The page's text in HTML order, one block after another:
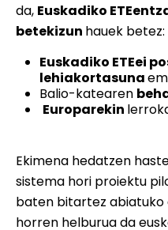
da, Euskadiko
betekizun hauek betez:
Euskadiko ETEei
lehiakortasuna
Balio-katearen
Europarekin
Ekimena hedatzen
sistema hori proiektu
baten bitartez abiatuko
horren helburua da